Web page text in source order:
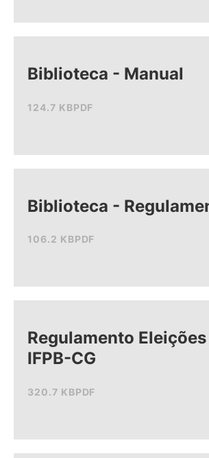
124.7 KBPDF
Biblioteca - Manual
106.2 KBPDF
Biblioteca -
320.7 KBPDF
Regulamento Eleições
IFPB-CG